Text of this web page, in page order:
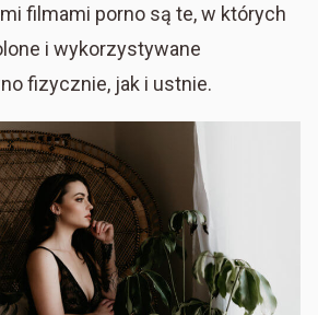
filmami porno są te, w których
i wykorzystywane
fizycznie, jak i ustnie.